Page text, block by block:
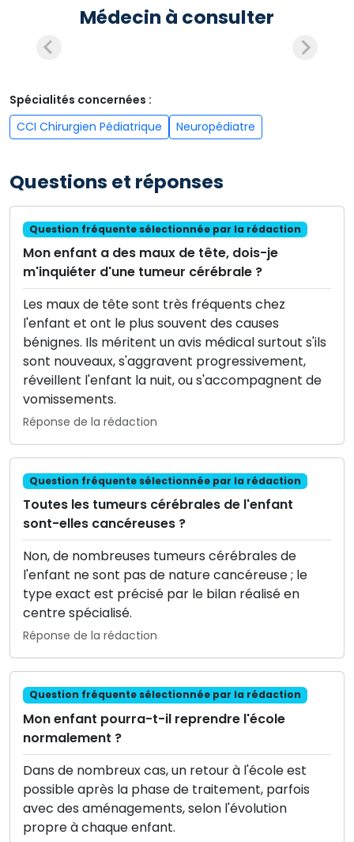
Médecin à consulter
Spécialités concernées :
CCI Chirurgien Pédiatrique
Neuropédiatre
Questions et réponses
Question fréquente sélectionnée par la rédaction
Mon enfant a des maux de tête, dois-je
m'inquiéter d'une tumeur cérébrale ?
Les maux de tête sont très fréquents chez
l'enfant et ont le plus souvent des causes
bénignes. Ils méritent un avis médical surtout s'ils
sont nouveaux, s'aggravent progressivement,
réveillent l'enfant la nuit, ou s'accompagnent de
vomissements.
Réponse de la rédaction
Question fréquente sélectionnée par la rédaction
Toutes les tumeurs cérébrales de l'enfant
sont-elles cancéreuses ?
Non, de nombreuses tumeurs cérébrales de
l'enfant ne sont pas de nature cancéreuse ; le
type exact est précisé par le bilan réalisé en
centre spécialisé.
Réponse de la rédaction
Question fréquente sélectionnée par la rédaction
Mon enfant pourra-t-il reprendre l'école
normalement ?
Dans de nombreux cas, un retour à l'école est
possible après la phase de traitement, parfois
avec des aménagements, selon l'évolution
propre à chaque enfant.